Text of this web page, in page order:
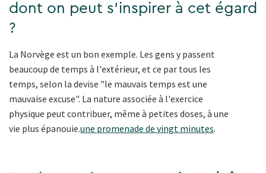
dont on peut s'inspirer à cet égard
?
La Norvège est un bon exemple. Les gens y passent
beaucoup de temps à l'extérieur, et ce par tous les
temps, selon la devise "le mauvais temps est une
mauvaise excuse". La nature associée à l'exercice
physique peut contribuer, même à petites doses, à une
vie plus épanouie.une promenade de vingt minutes.